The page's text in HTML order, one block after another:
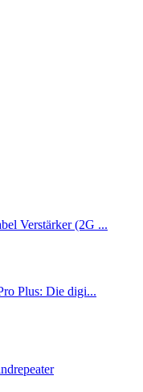
Verstärker (2G ...
Plus: Die digi...